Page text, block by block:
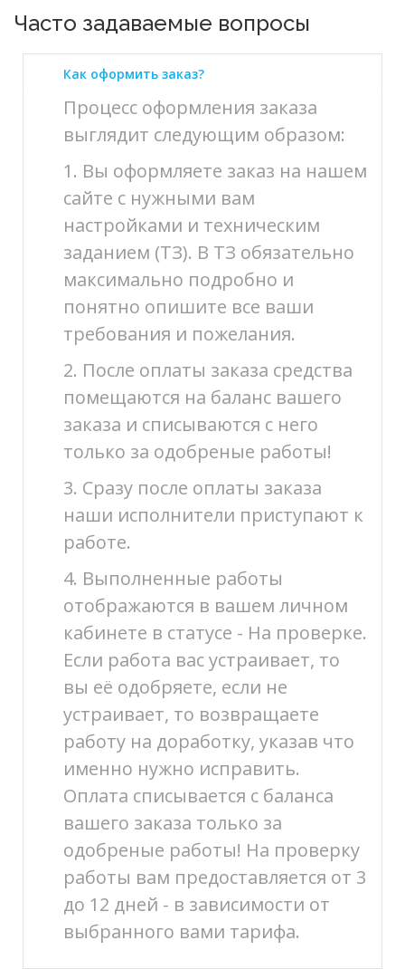
Часто задаваемые вопросы
Как оформить заказ?
Процесс оформления заказа
выглядит следующим образом:
1. Вы оформляете заказ на нашем
сайте с нужными вам
настройками и техническим
заданием (ТЗ). В ТЗ обязательно
максимально подробно и
понятно опишите все ваши
требования и пожелания.
2. После оплаты заказа средства
помещаются на баланс вашего
заказа и списываются с него
только за одобреные работы!
3. Сразу после оплаты заказа
наши исполнители приступают к
работе.
4. Выполненные работы
отображаются в вашем личном
кабинете в статусе - На проверке.
Если работа вас устраивает, то
вы её одобряете, если не
устраивает, то возвращаете
работу на доработку, указав что
именно нужно исправить.
Оплата списывается с баланса
вашего заказа только за
одобреные работы! На проверку
работы вам предоставляется от 3
до 12 дней - в зависимости от
выбранного вами тарифа.